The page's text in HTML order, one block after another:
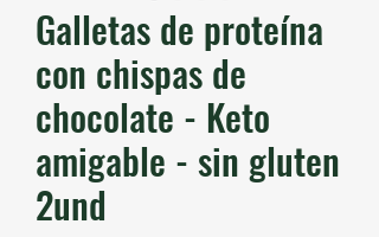
Galletas de proteína
con chispas de
chocolate - Keto
amigable - sin gluten
2und